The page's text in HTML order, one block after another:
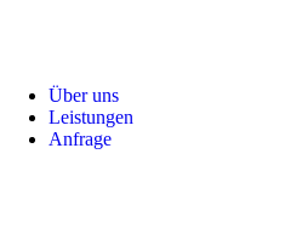
Über uns
Leistungen
Anfrage